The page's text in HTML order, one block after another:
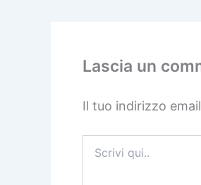
Lascia un
Il tuo indirizzo
qui..